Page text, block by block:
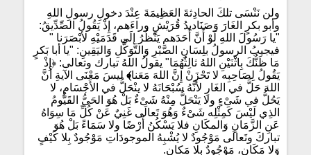
ولن نَنْسَى تلكَ الحادِثةَ العَظِيمَةَ عِنْدَ دخولِ رسولِ اللهِ
وأبو بكرٍ الغَارَ وَصَنَاديدُ قُرَيْشٍ وراءَهم، إِذْ يَقُولُ الصِّدِّيقُ:
"يا رَسُولَ اللهِ لَوْ أَنَّ أَحَدَهم يَنْظُرُ إلَى قَدَمَيْهِ لأَبْصَرَنا "
فيجيبُ الرسولُ بلِسَانِ الصَّبْرِ وَالتَّوَكُّلِ وَاليَقِينِ: "يا أبا بَكرٍ
مَا ظَنُّكَ بِاثْنَيْنِ اللهُ ثالِثُهُمَا" يقولُ اللهُ تبارك وتعالى: ﴿إِذْ
يَقُولُ لِصَاحِبِه لا تَحْزَنْ إِنَّ اللهَ مَعَنا﴾ ليسَ مَعْنَى الآيةِ أَنَّ
اللهَ حَلَّ في الغَارِ لأَنَّهُ سُبْحَانَهُ لا ينْحَلُّ في الأَجْسَامِ، لا
يَحُلُّ في شَىْءٍ ولا يَنْحَلُّ مِنْهُ شَىْءٌ بَلْ هُوَ الحَيُّ القَيُّومُ
الذِي لَيْسَ كَمِثْلِه شَىْءٌ وَهُوَ تَعالَى غَنِيٌ عَنْ كُلِّ مَا سِوَاهُ
عَنِ الزَّمَانِ وَالمكَانِ فلا يَسْكُنُ أَرْضًا ولا سَمَاءً بَلْ هُوَ
تباركَ وتَعالَى مَوْجُودٌ لا يُشْبِهُ الموجودَاتِ مَوْجُودٌ بِلا كَيْفٍ
وَلا مَكَانٍ، مَوْجُودٌ بِلا مَكانٍ.